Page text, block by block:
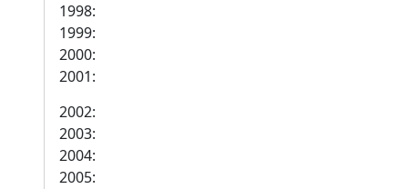
1998:
1999:
2000:
2001:
2002:
2003:
2004:
2005: